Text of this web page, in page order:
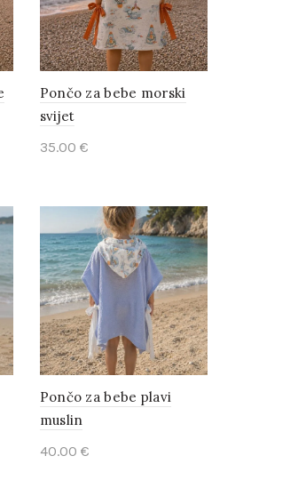
Pončo za bebe morski
svijet
35.00 €
Pončo za bebe plavi
muslin
40.00 €